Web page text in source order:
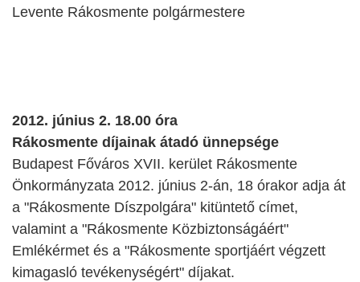
Levente Rákosmente polgármestere
2012. június 2. 18.00 óra
Rákosmente díjainak átadó ünnepsége
Budapest Főváros XVII. kerület Rákosmente
Önkormányzata 2012. június 2-án, 18 órakor adja át
a "Rákosmente Díszpolgára" kitüntető címet,
valamint a "Rákosmente Közbiztonságáért"
Emlékérmet és a "Rákosmente sportjáért végzett
kimagasló tevékenységért" díjakat.